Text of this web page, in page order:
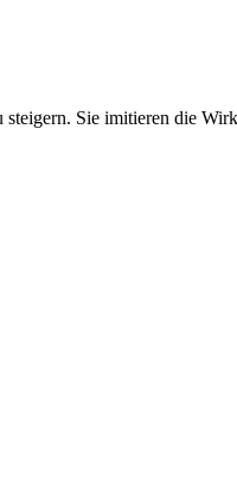
Sie imitieren die